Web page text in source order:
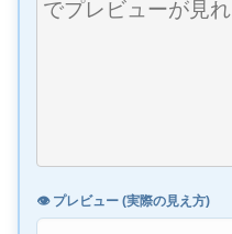
👁️ プレビュー (実際の見え方)